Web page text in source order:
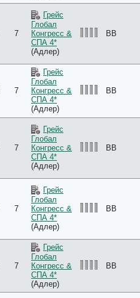
7
Грейс
Глобал
Конгресс &
СПА 4*
(Адлер)
BB
7
Грейс
Глобал
Конгресс &
СПА 4*
(Адлер)
BB
7
Грейс
Глобал
Конгресс &
СПА 4*
(Адлер)
BB
7
Грейс
Глобал
Конгресс &
СПА 4*
(Адлер)
BB
7
Грейс
Глобал
Конгресс &
СПА 4*
(Адлер)
BB